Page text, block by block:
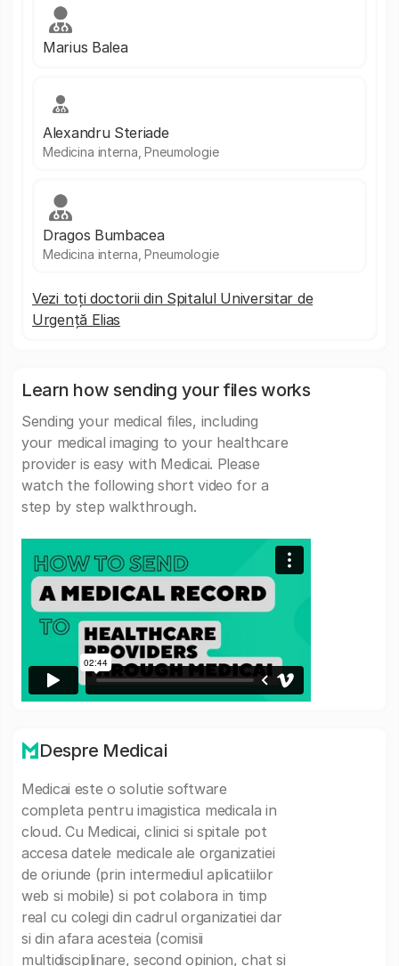
Marius Balea
Alexandru Steriade
Medicina interna, Pneumologie
Dragos Bumbacea
Medicina interna, Pneumologie
Vezi toți doctorii din Spitalul Universitar de
Urgență Elias
Learn how sending your files works
Sending your medical files, including
your medical imaging to your healthcare
provider is easy with Medicai. Please
watch the following short video for a
step by step walkthrough.
Despre Medicai
Medicai este o solutie software
completa pentru imagistica medicala in
cloud. Cu Medicai, clinici si spitale pot
accesa datele medicale ale organizatiei
de oriunde (prin intermediul aplicatiilor
web si mobile) si pot colabora in timp
real cu colegi din cadrul organizatiei dar
si din afara acesteia (comisii
multidisciplinare, second opinion, chat si